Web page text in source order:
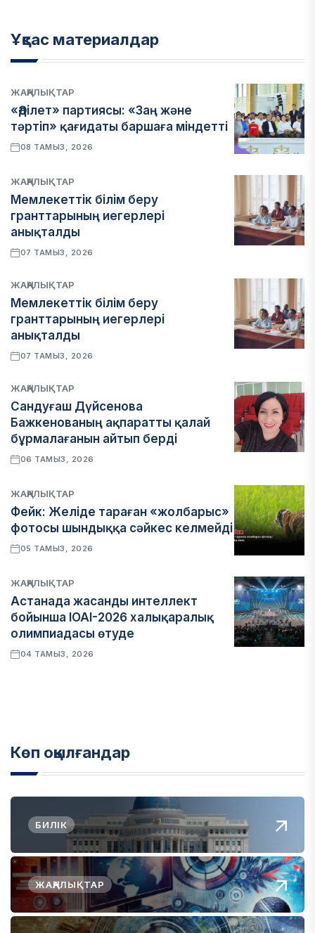
Ұқсас материалдар
ЖАҢАЛЫҚТАР
«Әділет» партиясы: «Заң және
тәртіп» қағидаты баршаға міндетті
08 ТАМЫЗ, 2026
ЖАҢАЛЫҚТАР
Мемлекеттік білім беру
гранттарының иегерлері
анықталды
07 ТАМЫЗ, 2026
ЖАҢАЛЫҚТАР
Мемлекеттік білім беру
гранттарының иегерлері
анықталды
07 ТАМЫЗ, 2026
ЖАҢАЛЫҚТАР
Сандуғаш Дүйсенова
Бажкенованың ақпаратты қалай
бұрмалағанын айтып берді
06 ТАМЫЗ, 2026
ЖАҢАЛЫҚТАР
Фейк: Желіде тараған «жолбарыс»
фотосы шындыққа сәйкес келмейді
05 ТАМЫЗ, 2026
ЖАҢАЛЫҚТАР
Астанада жасанды интеллект
бойынша IOAI-2026 халықаралық
олимпиадасы өтуде
04 ТАМЫЗ, 2026
Көп оқылғандар
БИЛІК
ЖАҢАЛЫҚТАР